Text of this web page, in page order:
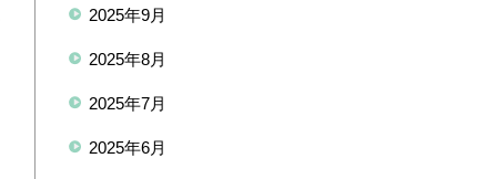
2025年9月
2025年8月
2025年7月
2025年6月